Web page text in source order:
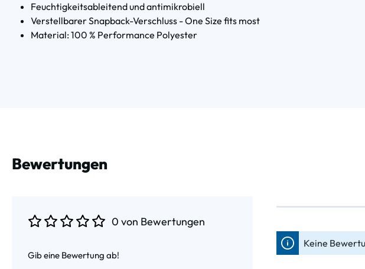
Feuchtigkeitsableitend und antimikrobiell
Verstellbarer Snapback-Verschluss - One Size fits most
Material: 100 % Performance Polyester
Bewertungen
0 von Bewertungen
Gib eine Bewertung ab!
Keine